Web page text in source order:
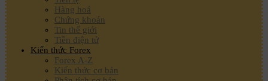
Hàng hoá
Chứng khoán
Tin thế giới
Tiền điện tử
Kiến thức Forex
Forex A-Z
Kiến thức cơ bản